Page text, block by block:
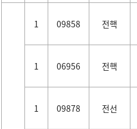
1 09858 전핵
1 06956 전핵
1 09878 전선